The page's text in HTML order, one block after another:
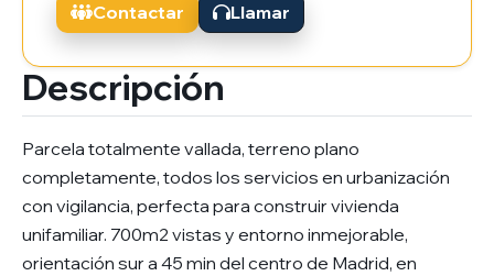
Descripción
Parcela totalmente vallada, terreno plano
completamente, todos los servicios en urbanización
con vigilancia, perfecta para construir vivienda
unifamiliar. 700m2 vistas y entorno inmejorable,
orientación sur a 45 min del centro de Madrid, en
Contactar Llamar